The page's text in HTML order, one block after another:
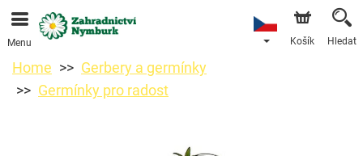
Objednávky přes e-shop přijímáme. Nejbližší možné
doručení je od 11.8.2026 z důvodu dovolené.
Menu Košík Hledat
Home
Gerbery a germínky
Germínky pro radost